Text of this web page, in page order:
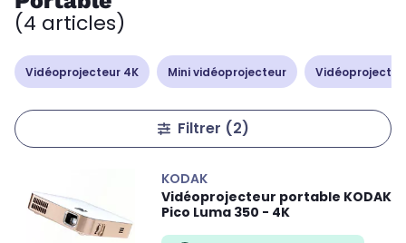
(4 articles)
Vidéoprojecteur 4K Mini vidéoprojecteur
Filtrer (2)
KODAK
Vidéoprojecteur portable KODAK
Pico Luma 350 - 4K